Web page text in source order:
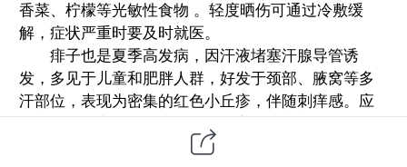
香菜、柠檬等光敏性食物 。轻度晒伤可通过冷敷缓
解，症状严重时要及时就医。
痱子也是夏季高发病，因汗液堵塞汗腺导管诱
发，多见于儿童和肥胖人群，好发于颈部、腋窝等多
汗部位，表现为密集的红色小丘疹，伴随刺痒感。应
温度控制在26℃左右；穿宽松透气的棉质衣物，出汗